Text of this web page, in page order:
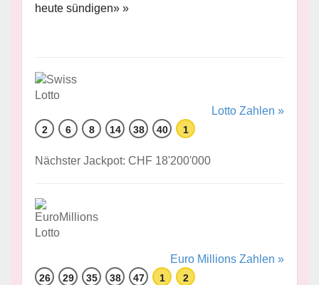
heute sündigen» »
Lotto Zahlen »
2 6 8 14 38 40 1
Nächster Jackpot: CHF 18'200'000
Euro Millions Zahlen »
26 29 35 38 47 1 2